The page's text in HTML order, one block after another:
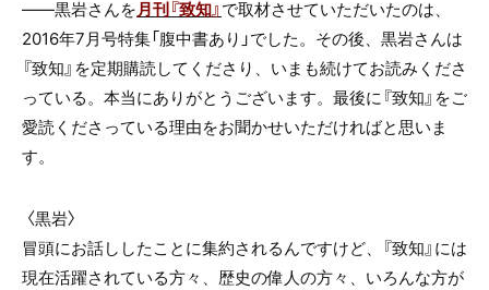
――黒岩さんを月刊『致知』で取材させていただいたのは、
2016年7月号特集「腹中書あり」でした。その後、黒岩さんは
『致知』を定期購読してくださり、いまも続けてお読みくださ
っている。本当にありがとうございます。最後に『致知』をご
愛読くださっている理由をお聞かせいただければと思いま
す。
〈黒岩〉
冒頭にお話ししたことに集約されるんですけど、『致知』には
現在活躍されている方々、歴史の偉人の方々、いろんな方が